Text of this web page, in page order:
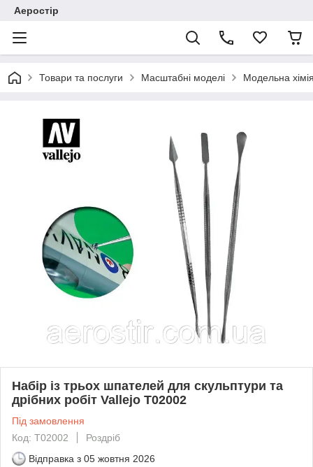
Аеростір
Товари та послуги Масштабні моделі Модельна
Набір із трьох шпателей для скульптури та
дрібних робіт Vallejo T02002
Під замовлення
Код: T02002
Роздріб
Відправка з 05 жовтня 2026